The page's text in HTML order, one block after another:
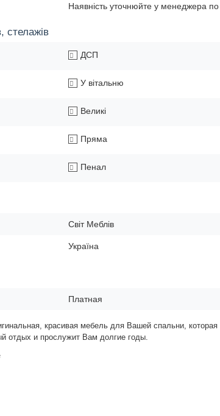
Наявність уточнюйте у менеджера
стелажів
ДСП
У вітальню
Великі
Пряма
Пенал
Світ Меблів
Україна
Платная
красивая мебель для Вашей спальни,
отдых и прослужит Вам долгие годы.